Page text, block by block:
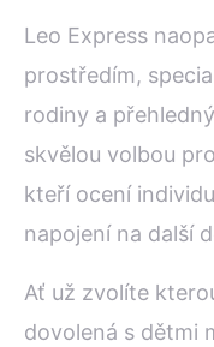
Leo Express
prostředím,
rodiny a
skvělou volbou
kteří ocení
napojení na další
Ať už zvolíte
dovolená s dětmi